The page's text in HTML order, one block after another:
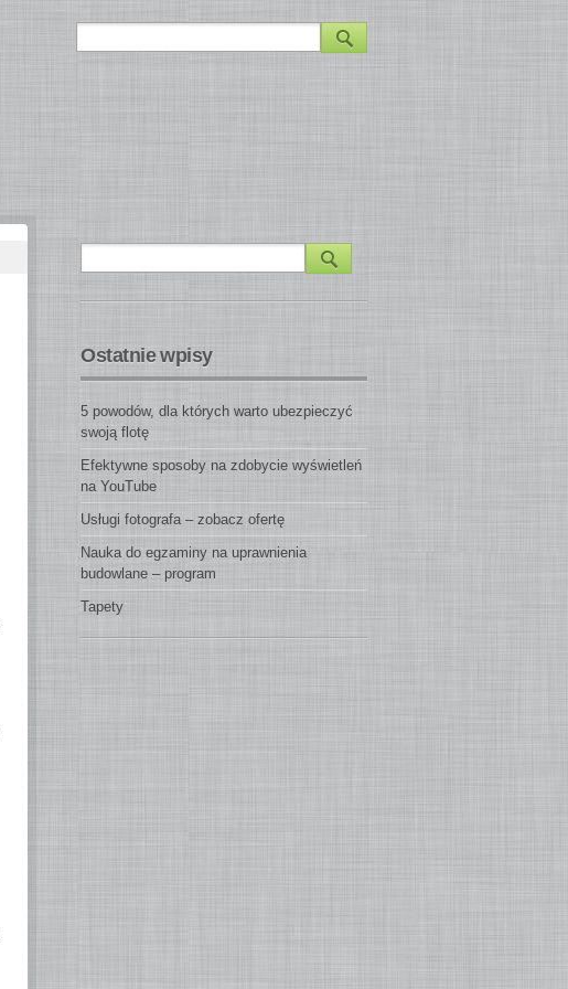
Ostatnie wpisy
5 powodów, dla których warto ubezpieczyć
swoją flotę
Efektywne sposoby na zdobycie wyświetleń
na YouTube
Usługi fotografa – zobacz ofertę
Nauka do egzaminy na uprawnienia
budowlane – program
Tapety